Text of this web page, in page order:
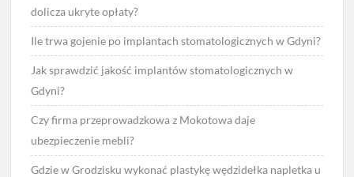
dolicza ukryte opłaty?
Ile trwa gojenie po implantach stomatologicznych w Gdyni?
Jak sprawdzić jakość implantów stomatologicznych w
Gdyni?
Czy firma przeprowadzkowa z Mokotowa daje
ubezpieczenie mebli?
Gdzie w Grodzisku wykonać plastykę wędzidełka napletka u